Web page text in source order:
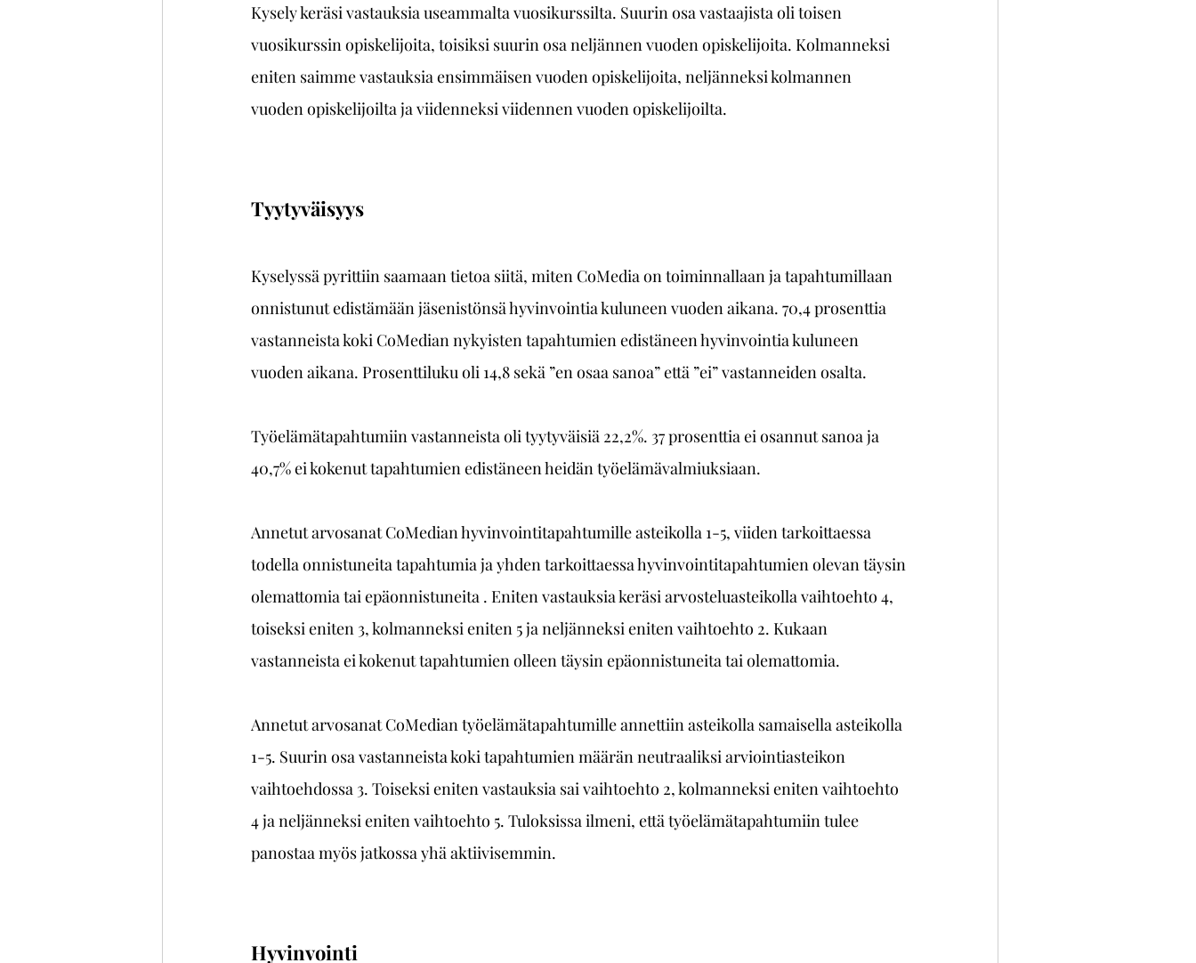
Kysely keräsi vastauksia useammalta vuosikurssilta. Suurin osa vastaajista oli toisen
vuosikurssin opiskelijoita, toisiksi suurin osa neljännen vuoden opiskelijoita. Kolmanneksi
eniten saimme vastauksia ensimmäisen vuoden opiskelijoita, neljänneksi kolmannen
vuoden opiskelijoilta ja viidenneksi viidennen vuoden opiskelijoilta.
Tyytyväisyys
Kyselyssä pyrittiin saamaan tietoa siitä, miten CoMedia on toiminnallaan ja tapahtumillaan
onnistunut edistämään jäsenistönsä hyvinvointia kuluneen vuoden aikana. 70,4 prosenttia
vastanneista koki CoMedian nykyisten tapahtumien edistäneen hyvinvointia kuluneen
vuoden aikana. Prosenttiluku oli 14,8 sekä ”en osaa sanoa” että ”ei” vastanneiden osalta.
Työelämätapahtumiin vastanneista oli tyytyväisiä 22,2%. 37 prosenttia ei osannut sanoa ja
40,7% ei kokenut tapahtumien edistäneen heidän työelämävalmiuksiaan.
Annetut arvosanat CoMedian hyvinvointitapahtumille asteikolla 1-5, viiden tarkoittaessa
todella onnistuneita tapahtumia ja yhden tarkoittaessa hyvinvointitapahtumien olevan täysin
olemattomia tai epäonnistuneita . Eniten vastauksia keräsi arvosteluasteikolla vaihtoehto 4,
toiseksi eniten 3, kolmanneksi eniten 5 ja neljänneksi eniten vaihtoehto 2. Kukaan
vastanneista ei kokenut tapahtumien olleen täysin epäonnistuneita tai olemattomia.
Annetut arvosanat CoMedian työelämätapahtumille annettiin asteikolla samaisella asteikolla
1-5. Suurin osa vastanneista koki tapahtumien määrän neutraaliksi arviointiasteikon
vaihtoehdossa 3. Toiseksi eniten vastauksia sai vaihtoehto 2, kolmanneksi eniten vaihtoehto
4 ja neljänneksi eniten vaihtoehto 5. Tuloksissa ilmeni, että työelämätapahtumiin tulee
panostaa myös jatkossa yhä aktiivisemmin.
Hyvinvointi